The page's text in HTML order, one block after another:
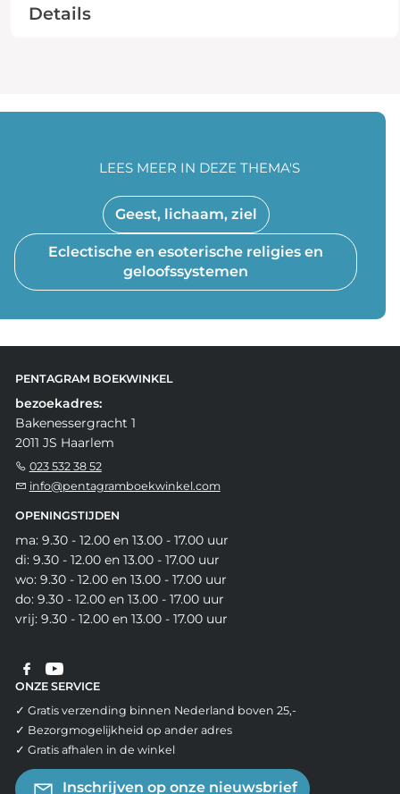
Details
Geest, lichaam, ziel
Eclectische en esoterische religies en
geloofssystemen
LEES MEER IN DEZE THEMA'S
PENTAGRAM BOEKWINKEL
bezoekadres:
Bakenessergracht 1
2011 JS Haarlem
023 532 38 52
info@pentagramboekwinkel.com
OPENINGSTIJDEN
ma: 9.30 - 12.00 en 13.00 - 17.00 uur
di: 9.30 - 12.00 en 13.00 - 17.00 uur
wo: 9.30 - 12.00 en 13.00 - 17.00 uur
do: 9.30 - 12.00 en 13.00 - 17.00 uur
vrij: 9.30 - 12.00 en 13.00 - 17.00 uur
ONZE SERVICE
✓ Gratis verzending binnen Nederland boven 25,-
✓ Bezorgmogelijkheid op ander adres
✓ Gratis afhalen in de winkel
Inschrijven op onze nieuwsbrief